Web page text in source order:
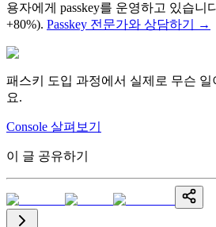
용자에게 passkey를 운영하고 있습니
+80%). Passkey 전문가와 상담하기 →
패스키 도입 과정에서 실제로 무슨 일
요.
Console 살펴보기
이 글 공유하기